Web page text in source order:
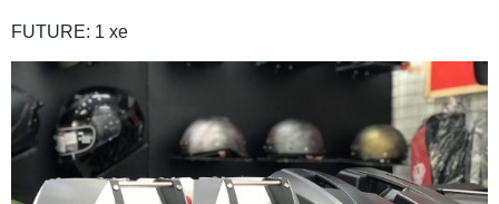
FUTURE: 1 xe